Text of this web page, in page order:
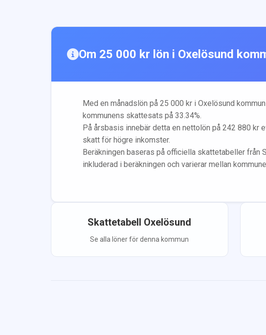
Om 25 000 kr lön i Oxelösund
Med en månadslön på 25 000 kr i Oxelösund
kommunens skattesats på 33.34%.
På årsbasis innebär detta en nettolön på 242 880 kr
skatt för högre inkomster.
Beräkningen baseras på officiella skattetabeller från
inkluderad i beräkningen och varierar mellan
Skattetabell Oxelösund
Se alla löner för denna kommun